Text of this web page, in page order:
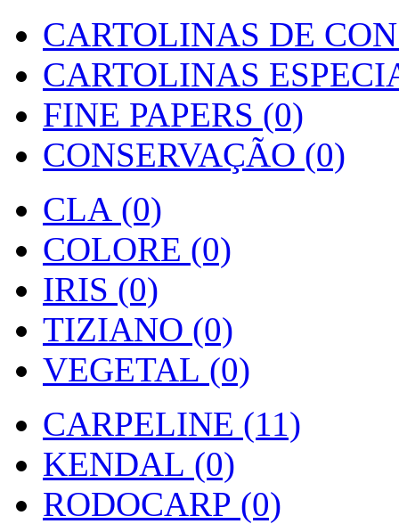
CARTOLINAS DE
CARTOLINAS
FINE PAPERS (0)
CONSERVAÇÃO (0)
CLA (0)
COLORE (0)
IRIS (0)
TIZIANO (0)
VEGETAL (0)
CARPELINE (11)
KENDAL (0)
RODOCARP (0)